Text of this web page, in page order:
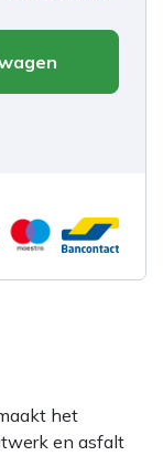
het
en asfalt